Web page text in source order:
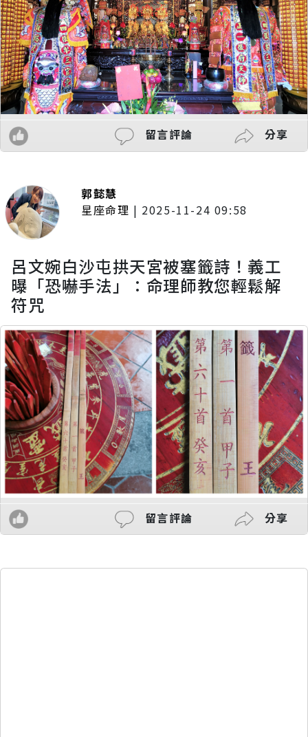
留言評論 分享
郭懿慧
星座命理 | 2025-11-24 09:58
呂文婉白沙屯拱天宮被塞籤詩！義工
曝「恐嚇手法」：命理師教您輕鬆解
符咒
留言評論 分享